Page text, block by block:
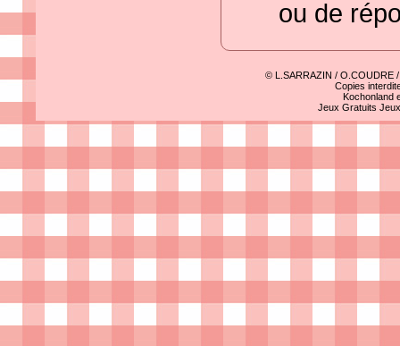
ou de
© L.SARRAZIN / O.COUDRE
Copies
Kochonland
Jeux Gratuits Jeux